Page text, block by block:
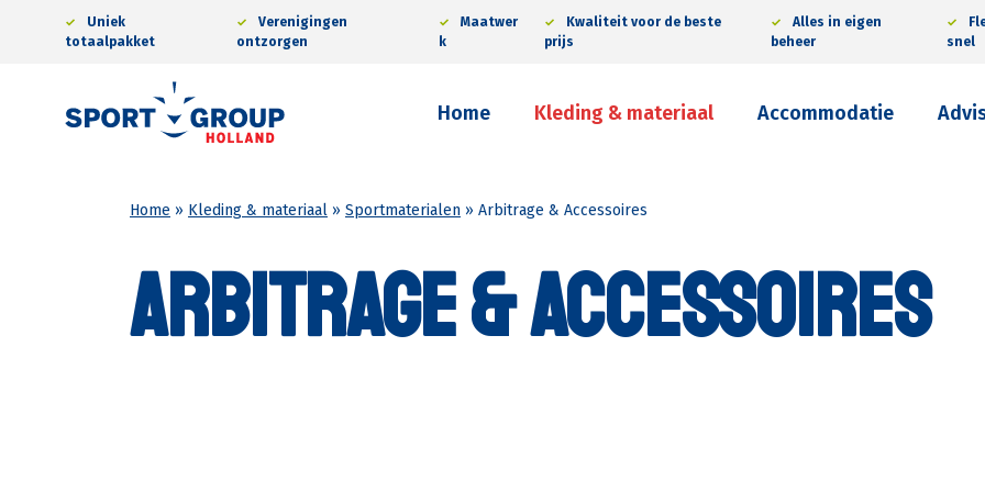
Uniek
totaalpakket
Verenigingen
ontzorgen
Maatwer
k
Kwaliteit voor de beste
prijs
Alles in eigen
beheer
snel
Home Kleding & materiaal Accommodatie
Home » Kleding & materiaal » Sportmaterialen » Arbitrage & Accessoires
Arbitrage & Accessoires